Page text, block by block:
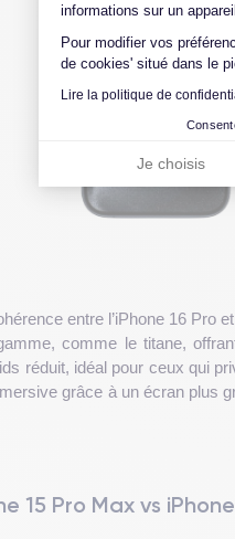
informations sur un appareil.
Pour modifier vos
de cookies' situé dans le
Lire la politique de
Je choisis
entre l’iPhone 16 Pro
comme le titane,
réduit, idéal pour ceux qui
grâce à un écran plus
15 Pro Max vs